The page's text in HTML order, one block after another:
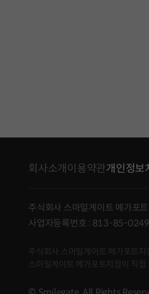
회사소개이용약관개인정보
주식회사 스마일게이트 메가포
사업자등록번호 : 813-85-
주식회사 스마일게이트 메가포트
스마일게이트 메가포트지점이 직